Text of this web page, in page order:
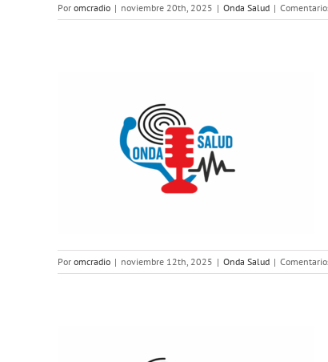
Por omcradio | noviembre 20th, 2025 | Onda Salud |
Por omcradio | noviembre 12th, 2025 | Onda Salud |